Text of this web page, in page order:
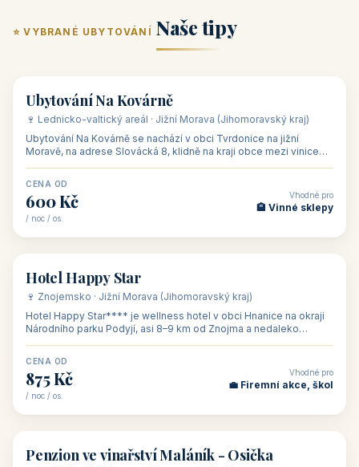
⭐ VYBRANÉ UBYTOVÁNÍ Naše tipy
🏡 penzion
Ubytování Na Kovárně
🍷 Lednicko-valtický areál · Jižní Morava (Jihomoravský kraj)
Ubytování Na Kovárně se nachází v obci Tvrdonice na jižní
Moravě, na adrese Slovácká 8, klidně na kraji obce mezi vinicemi,
CENA OD
600 Kč
/ noc / os.
Vhodné pro
🏨 Vinné sklepy
🏨 hotel
Hotel Happy Star
🍷 Znojemsko · Jižní Morava (Jihomoravský kraj)
Hotel Happy Star**** je wellness hotel v obci Hnanice na okraji
Národního parku Podyjí, asi 8–9 km od Znojma a nedaleko
CENA OD
875 Kč
/ noc / os.
Vhodné pro
💼 Firemní akce, škol
🏡 penzion
Penzion ve vinařství Maláník - Osička